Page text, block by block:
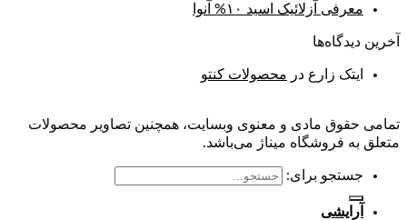
معرفی آزلائیک اسید ۱۰% آنوا
آخرین دیدگاه‌ها
ایتک زارع در محصولات کنتو
تمامی حقوق مادی و معنوی وبسایت، همچنین تصاویر محصولات
متعلق به فروشگاه میناژ می‌باشد.
جستجو برای:
آرایشی